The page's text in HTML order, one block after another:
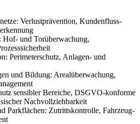
Verlustprävention, Kundenfluss-
und Torüberwachung,
Perimeterschutz, Anlagen- und
und Bildung: Arealüberwachung,
sensibler Bereiche, DSGVO-konforme
Nachvollziehbarkeit
Parkflächen: Zutrittskontrolle, Fahrzeug-